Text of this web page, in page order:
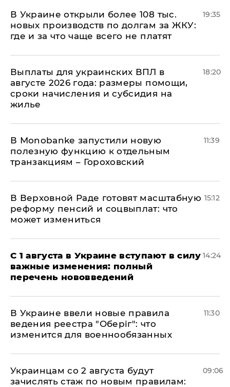
В Украине открыли более 108 тыс.
новых производств по долгам за ЖКУ:
где и за что чаще всего не платят
19:35
Выплаты для украинских ВПЛ в
августе 2026 года: размеры помощи,
сроки начисления и субсидия на
жилье
18:20
В Мonobankе запустили новую
полезную функцию к отдельным
транзакциям – Гороховский
11:39
В Верховной Раде готовят масштабную
реформу пенсий и соцвыплат: что
может измениться
15:12
С 1 августа в Украине вступают в силу
важные изменения: полный
перечень нововведений
14:24
В Украине ввели новые правила
ведения реестра "Оберіг": что
изменится для военнообязанных
11:30
Украинцам со 2 августа будут
зачислять стаж по новым правилам:
09:06